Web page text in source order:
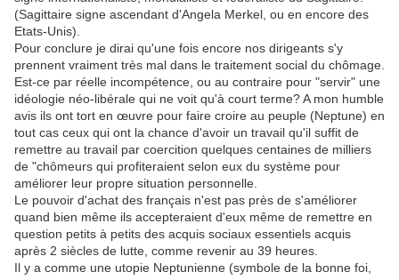
(Sagittaire signe ascendant d'Angela Merkel, ou en encore des
Etats-Unis).
Pour conclure je dirai qu'une fois encore nos dirigeants s'y
prennent vraiment très mal dans le traitement social du chômage.
Est-ce par réelle incompétence, ou au contraire pour "servir" une
idéologie néo-libérale qui ne voit qu'à court terme? A mon humble
avis ils ont tort en œuvre pour faire croire au peuple (Neptune) en
tout cas ceux qui ont la chance d'avoir un travail qu'il suffit de
remettre au travail par coercition quelques centaines de milliers
de "chômeurs qui profiteraient selon eux du système pour
améliorer leur propre situation personnelle.
Le pouvoir d'achat des français n'est pas près de s'améliorer
quand bien même ils accepteraient d'eux même de remettre en
question petits à petits des acquis sociaux essentiels acquis
après 2 siècles de lutte, comme revenir au 39 heures.
Il y a comme une utopie Neptunienne (symbole de la bonne foi,